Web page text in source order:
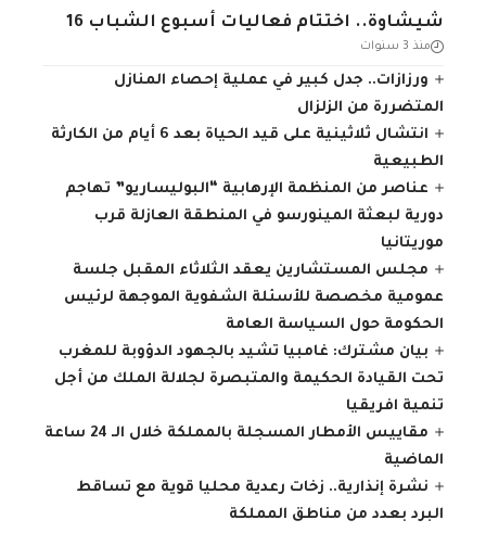
شيشاوة.. اختتام فعاليات أسبوع الشباب 16
منذ 3 سنوات
ورزازات.. جدل كبير في عملية إحصاء المنازل
المتضررة من الزلزال
انتشال ثلاثينية على قيد الحياة بعد 6 أيام من الكارثة
الطبيعية
عناصر من المنظمة الإرهابية “البوليساريو” تهاجم
دورية لبعثة المينورسو في المنطقة العازلة قرب
موريتانيا
مجلس المستشارين يعقد الثلاثاء المقبل جلسة
عمومية مخصصة للأسئلة الشفوية الموجهة لرئيس
الحكومة حول السياسة العامة
بيان مشترك: غامبيا تشيد بالجهود الدؤوبة للمغرب
تحت القيادة الحكيمة والمتبصرة لجلالة الملك من أجل
تنمية افريقيا
مقاييس الأمطار المسجلة بالمملكة خلال الـ 24 ساعة
الماضية
نشرة إنذارية.. زخات رعدية محليا قوية مع تساقط
البرد بعدد من مناطق المملكة